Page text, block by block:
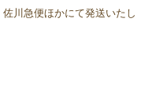
川急便ほかにて発送いたし